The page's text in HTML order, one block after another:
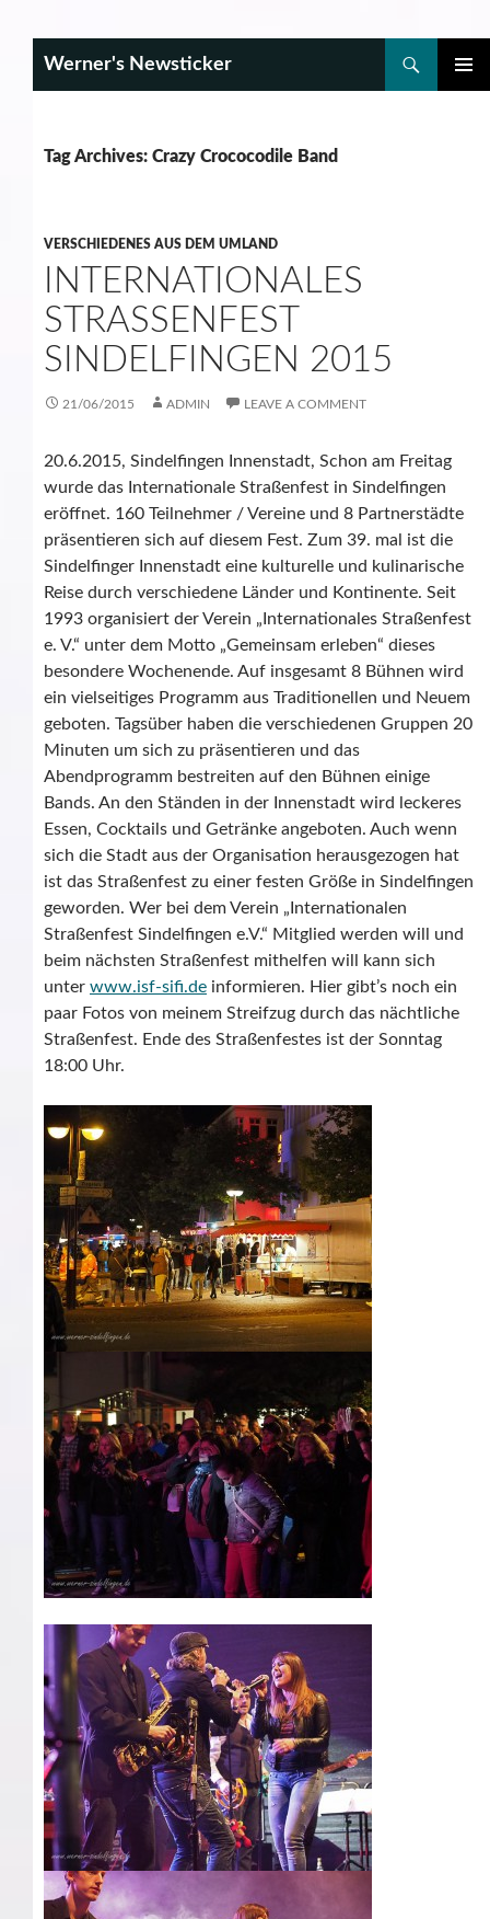
Werner's Newsticker
Tag Archives: Crazy Crococodile Band
VERSCHIEDENES AUS DEM UMLAND
INTERNATIONALES
STRASSENFEST S
INDELFINGEN 2015
21/06/2015 ADMIN LEAVE A COMMENT
20.6.2015, Sindelfingen Innenstadt, Schon am Freitag
wurde das Internationale Straßenfest in Sindelfingen
eröffnet. 160 Teilnehmer / Vereine und 8 Partnerstädte
präsentieren sich auf diesem Fest. Zum 39. mal ist die
Sindelfinger Innenstadt eine kulturelle und kulinarische
Reise durch verschiedene Länder und Kontinente. Seit
1993 organisiert der Verein „Internationales Straßenfest
e. V.“ unter dem Motto „Gemeinsam erleben“ dieses
besondere Wochenende. Auf insgesamt 8 Bühnen wird
ein vielseitiges Programm aus Traditionellen und Neuem
geboten. Tagsüber haben die verschiedenen Gruppen 20
Minuten um sich zu präsentieren und das
Abendprogramm bestreiten auf den Bühnen einige
Bands. An den Ständen in der Innenstadt wird leckeres
Essen, Cocktails und Getränke angeboten. Auch wenn
sich die Stadt aus der Organisation herausgezogen hat
ist das Straßenfest zu einer festen Größe in Sindelfingen
geworden. Wer bei dem Verein „Internationalen
Straßenfest Sindelfingen e.V.“ Mitglied werden will und
beim nächsten Straßenfest mithelfen will kann sich
unter www.isf-sifi.de informieren. Hier gibt’s noch ein
paar Fotos von meinem Streifzug durch das nächtliche
Straßenfest. Ende des Straßenfestes ist der Sonntag
18:00 Uhr.